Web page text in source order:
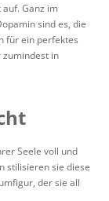
Ganz im
sind es, die
für ein perfektes
zumindest in
Seele voll und
stilisieren sie diese
der sie all